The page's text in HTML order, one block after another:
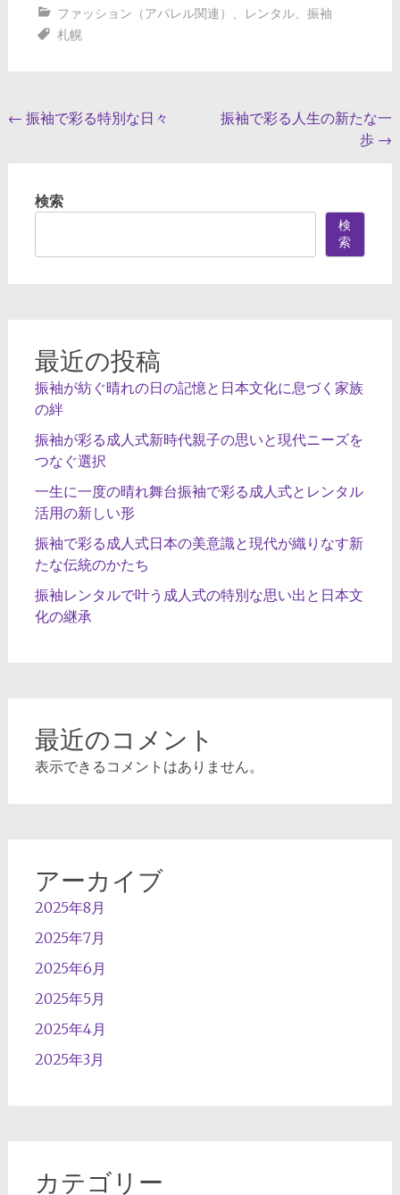
ファッション（アパレル関連） 、 レンタル、 振袖
札幌
投
← 振袖で彩る特別な日々
振袖で彩る人生の新たな一
歩 →
検索
検
索
最近の投稿
振袖が紡ぐ晴れの日の記憶と日本文化に息づく家族
の絆
振袖が彩る成人式新時代親子の思いと現代ニーズを
つなぐ選択
一生に一度の晴れ舞台振袖で彩る成人式とレンタル
活用の新しい形
振袖で彩る成人式日本の美意識と現代が織りなす新
たな伝統のかたち
振袖レンタルで叶う成人式の特別な思い出と日本文
化の継承
最近のコメント
表示できるコメントはありません。
アーカイブ
2025年8月
2025年7月
2025年6月
2025年5月
2025年4月
2025年3月
カテゴリー